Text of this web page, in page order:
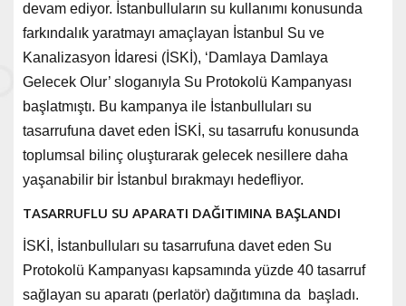
devam ediyor. İstanbulluların su kullanımı konusunda
farkındalık yaratmayı amaçlayan İstanbul Su ve
Kanalizasyon İdaresi (İSKİ), ‘Damlaya Damlaya
Gelecek Olur’ sloganıyla Su Protokolü Kampanyası
başlatmıştı. Bu kampanya ile İstanbulluları su
tasarrufuna davet eden İSKİ, su tasarrufu konusunda
toplumsal bilinç oluşturarak gelecek nesillere daha
yaşanabilir bir İstanbul bırakmayı hedefliyor.
TASARRUFLU SU APARATI DAĞITIMINA BAŞLANDI
İSKİ, İstanbulluları su tasarrufuna davet eden Su
Protokolü Kampanyası kapsamında yüzde 40 tasarruf
sağlayan su aparatı (perlatör) dağıtımına da başladı.